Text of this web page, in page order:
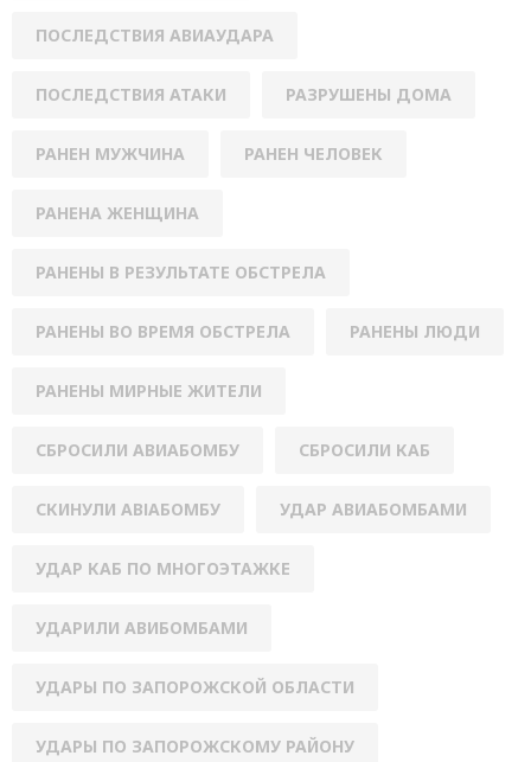
ПОСЛЕДСТВИЯ АВИАУДАРА
ПОСЛЕДСТВИЯ АТАКИ РАЗРУШЕНЫ ДОМА
РАНЕН МУЖЧИНА РАНЕН ЧЕЛОВЕК
РАНЕНА ЖЕНЩИНА
РАНЕНЫ В РЕЗУЛЬТАТЕ ОБСТРЕЛА
РАНЕНЫ ВО ВРЕМЯ ОБСТРЕЛА РАНЕНЫ ЛЮДИ
РАНЕНЫ МИРНЫЕ ЖИТЕЛИ
СБРОСИЛИ АВИАБОМБУ СБРОСИЛИ КАБ
СКИНУЛИ АВІАБОМБУ УДАР АВИАБОМБАМИ
УДАР КАБ ПО МНОГОЭТАЖКЕ
УДАРИЛИ АВИБОМБАМИ
УДАРЫ ПО ЗАПОРОЖСКОЙ ОБЛАСТИ
УДАРЫ ПО ЗАПОРОЖСКОМУ РАЙОНУ